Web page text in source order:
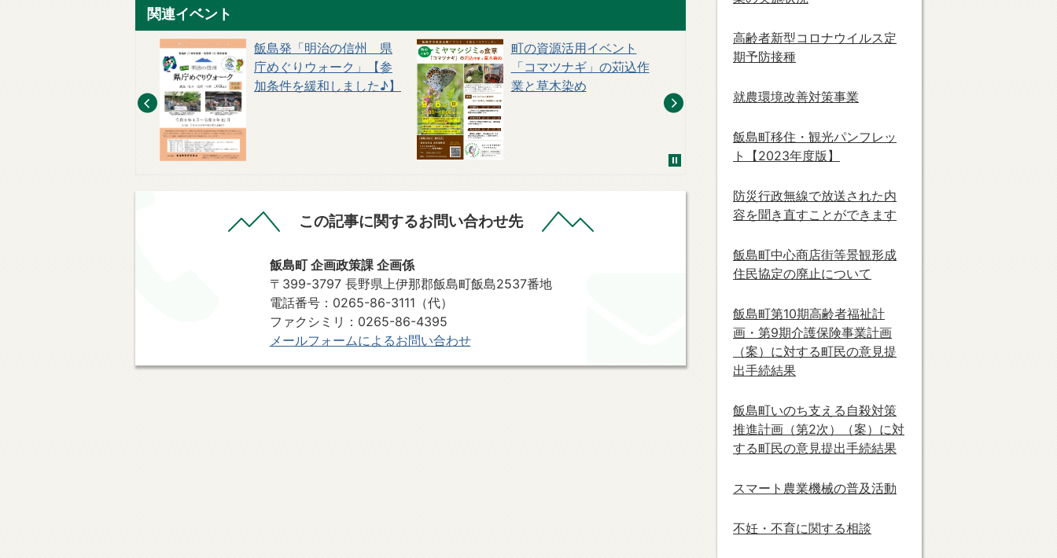
関連イベント
飯島発「明治の信州 県
庁めぐりウォーク」【参
加条件を緩和しました♪】
町の資源活用イベント
「コマツナギ」の苅込作
業と草木染め
いいじま 日本語（にほ
んご）教室（きょうし
この記事に関するお問い合わせ先
飯島町 企画政策課 企画係
〒399-3797 長野県上伊那郡飯島町飯島2537番地
電話番号：0265-86-3111（代）
ファクシミリ：0265-86-4395
メールフォームによるお問い合わせ
高齢者新型コロナウイルス定
期予防接種
就農環境改善対策事業
飯島町移住・観光パンフレッ
ト【2023年度版】
防災行政無線で放送された内
容を聞き直すことができます
飯島町中心商店街等景観形成
住民協定の廃止について
飯島町第10期高齢者福祉計
画・第9期介護保険事業計画
（案）に対する町民の意見提
出手続結果
飯島町いのち支える自殺対策
推進計画（第2次）（案）に対
する町民の意見提出手続結果
スマート農業機械の普及活動
不妊・不育に関する相談